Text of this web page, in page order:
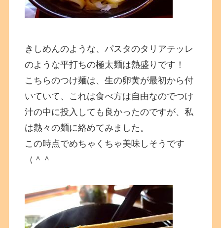
きしめんのような、パスタのタリアテッレ
のような平打ちの極太麺は熱盛りです！
こちらのつけ麺は、生の卵黄が最初から付
いていて、これは食べ方は自由なのでつけ
汁の中に投入しても良かったのですが、私
は熱々の麺に絡めてみました。
この時点でめちゃくちゃ美味しそうです
（＾＾